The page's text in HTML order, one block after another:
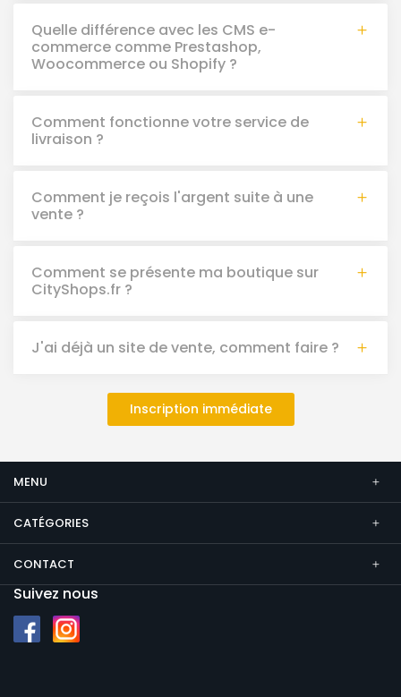
Quelle différence avec les CMS e-
commerce comme Prestashop,
Woocommerce ou Shopify ?
Comment fonctionne votre service de
livraison ?
Comment je reçois l'argent suite à une
vente ?
Comment se présente ma boutique sur
CityShops.fr ?
J'ai déjà un site de vente, comment faire ?
Inscription immédiate
MENU
CATÉGORIES
CONTACT
Suivez nous